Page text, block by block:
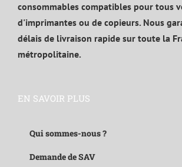
consommables compatibles pour tous
d'imprimantes ou de copieurs. Nous
délais de livraison rapide sur toute la
métropolitaine.
EN SAVOIR PLUS
Qui sommes-nous ?
Demande de SAV